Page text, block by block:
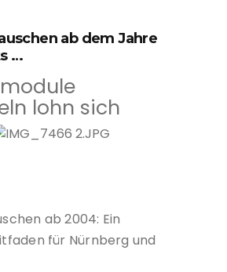
ab dem Jahre
…
lohn sich
ab 2004: Ein
für Nürnberg und